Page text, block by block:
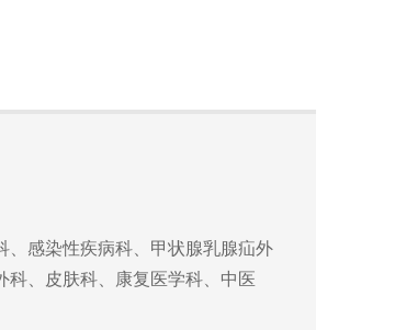
、感染性疾病科、甲状腺乳腺疝外
科、皮肤科、康复医学科、中医